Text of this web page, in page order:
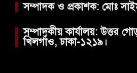
সম্পাদক ও প্রকাশক: মোঃ
সম্পাদকীয় কার্যালয়: উত্তর
খিলগাঁও, ঢাকা-১২১৯।